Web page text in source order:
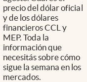
precio del dólar oficial
y de los dólares
financieros CCL y
MEP. Toda la
información que
necesitás sobre cómo
sigue la semana en los
mercados.